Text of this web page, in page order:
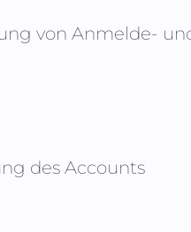
von Anmelde-
des Accounts